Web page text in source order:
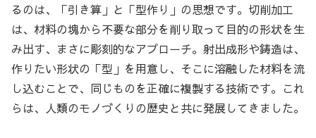
るのは、「引き算」と「型作り」の思想です。切削加工
は、材料の塊から不要な部分を削り取って目的の形状を生
み出す、まさに彫刻的なアプローチ。射出成形や鋳造は、
作りたい形状の「型」を用意し、そこに溶融した材料を流
し込むことで、同じものを正確に複製する技術です。これ
らは、人類のモノづくりの歴史と共に発展してきました。